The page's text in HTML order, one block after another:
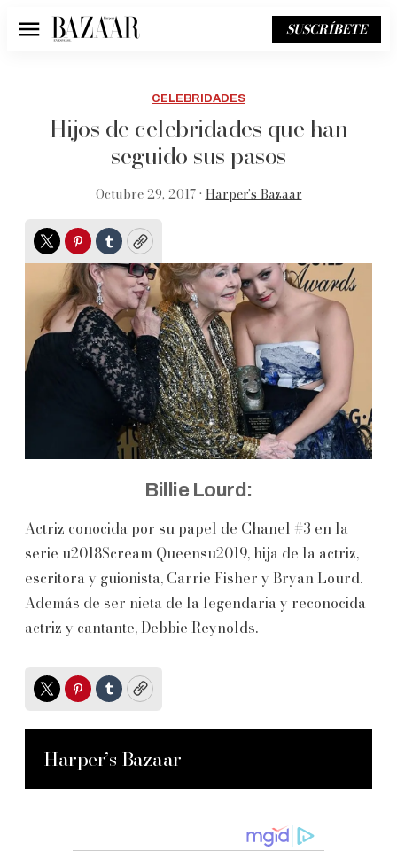
Menú SUSCRÍBETE
CELEBRIDADES
Hijos de celebridades que han
seguido sus pasos
Octubre 29, 2017 • Harper’s Bazaar
TwitterPinterest
TumblrCopy
Billie Lourd:
Actriz conocida por su papel de Chanel #3 en la
serie u2018Scream Queensu2019, hija de la actriz,
escritora y guionista, Carrie Fisher y Bryan Lourd.
Además de ser nieta de la legendaria y reconocida
actriz y cantante, Debbie Reynolds.
TwitterPinterest
TumblrCopy
Harper’s Bazaar